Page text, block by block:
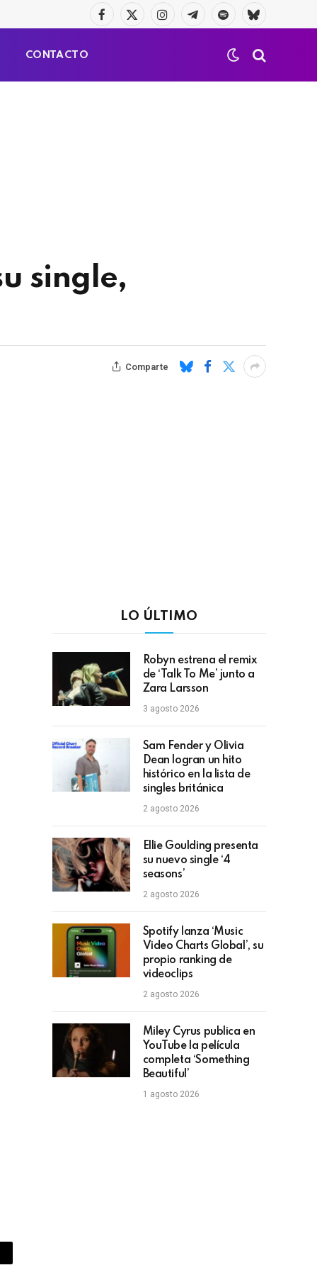
Facebook
X
InstagramTelegramaSpotifyBluesky
CONTACTO
single,
Comparte
LO ÚLTIMO
Robyn estrena el remix
de ‘Talk To Me’ junto a
Zara Larsson
3 agosto 2026
Sam Fender y Olivia
Dean logran un hito
histórico en la lista de
singles británica
2 agosto 2026
Ellie Goulding presenta
su nuevo single ‘4
seasons’
2 agosto 2026
Spotify lanza ‘Music
Video Charts Global’, su
propio ranking de
videoclips
2 agosto 2026
Miley Cyrus publica en
YouTube la película
completa ‘Something
Beautiful’
1 agosto 2026